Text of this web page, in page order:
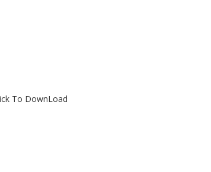
To DownLoad